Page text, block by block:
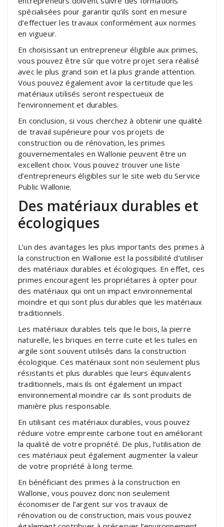
spécialisées pour garantir qu’ils sont en mesure
d’effectuer les travaux conformément aux normes
en vigueur.
En choisissant un entrepreneur éligible aux primes,
vous pouvez être sûr que votre projet sera réalisé
avec le plus grand soin et la plus grande attention.
Vous pouvez également avoir la certitude que les
matériaux utilisés seront respectueux de
l’environnement et durables.
En conclusion, si vous cherchez à obtenir une qualité
de travail supérieure pour vos projets de
construction ou de rénovation, les primes
gouvernementales en Wallonie peuvent être un
excellent choix. Vous pouvez trouver une liste
d’entrepreneurs éligibles sur le site web du Service
Public Wallonie.
Des matériaux durables et
écologiques
L’un des avantages les plus importants des primes à
la construction en Wallonie est la possibilité d’utiliser
des matériaux durables et écologiques. En effet, ces
primes encouragent les propriétaires à opter pour
des matériaux qui ont un impact environnemental
moindre et qui sont plus durables que les matériaux
traditionnels.
Les matériaux durables tels que le bois, la pierre
naturelle, les briques en terre cuite et les tuiles en
argile sont souvent utilisés dans la construction
écologique. Ces matériaux sont non seulement plus
résistants et plus durables que leurs équivalents
traditionnels, mais ils ont également un impact
environnemental moindre car ils sont produits de
manière plus responsable.
En utilisant ces matériaux durables, vous pouvez
réduire votre empreinte carbone tout en améliorant
la qualité de votre propriété. De plus, l’utilisation de
ces matériaux peut également augmenter la valeur
de votre propriété à long terme.
En bénéficiant des primes à la construction en
Wallonie, vous pouvez donc non seulement
économiser de l’argent sur vos travaux de
rénovation ou de construction, mais vous pouvez